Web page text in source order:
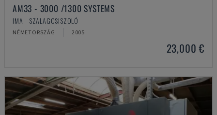
AM33 - 3000 /1300 SYSTEMS
IMA - SZALAGCSISZOLÓ
NÉMETORSZÁG 2005
23,000 €